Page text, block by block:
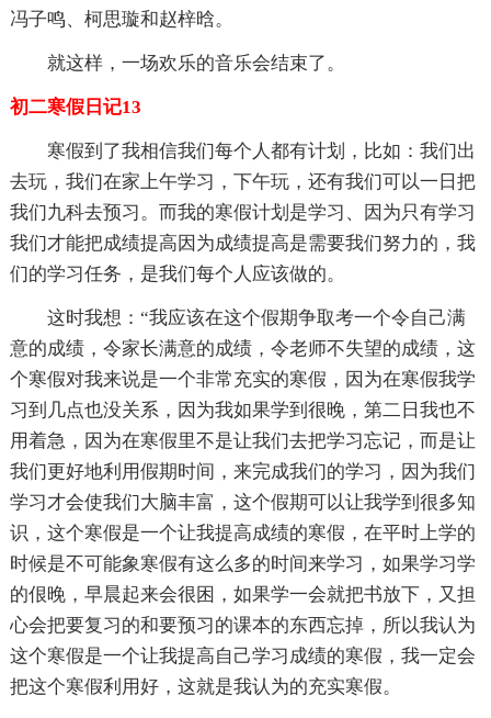
冯子鸣、柯思璇和赵梓晗。
就这样，一场欢乐的音乐会结束了。
初二寒假日记13
寒假到了我相信我们每个人都有计划，比如：我们出
去玩，我们在家上午学习，下午玩，还有我们可以一日把
我们九科去预习。而我的寒假计划是学习、因为只有学习
我们才能把成绩提高因为成绩提高是需要我们努力的，我
们的学习任务，是我们每个人应该做的。
这时我想：“我应该在这个假期争取考一个令自己满
意的成绩，令家长满意的成绩，令老师不失望的成绩，这
个寒假对我来说是一个非常充实的寒假，因为在寒假我学
习到几点也没关系，因为我如果学到很晚，第二日我也不
用着急，因为在寒假里不是让我们去把学习忘记，而是让
我们更好地利用假期时间，来完成我们的学习，因为我们
学习才会使我们大脑丰富，这个假期可以让我学到很多知
识，这个寒假是一个让我提高成绩的寒假，在平时上学的
时候是不可能象寒假有这么多的时间来学习，如果学习学
的佷晚，早晨起来会很困，如果学一会就把书放下，又担
心会把要复习的和要预习的课本的东西忘掉，所以我认为
这个寒假是一个让我提高自己学习成绩的寒假，我一定会
把这个寒假利用好，这就是我认为的充实寒假。